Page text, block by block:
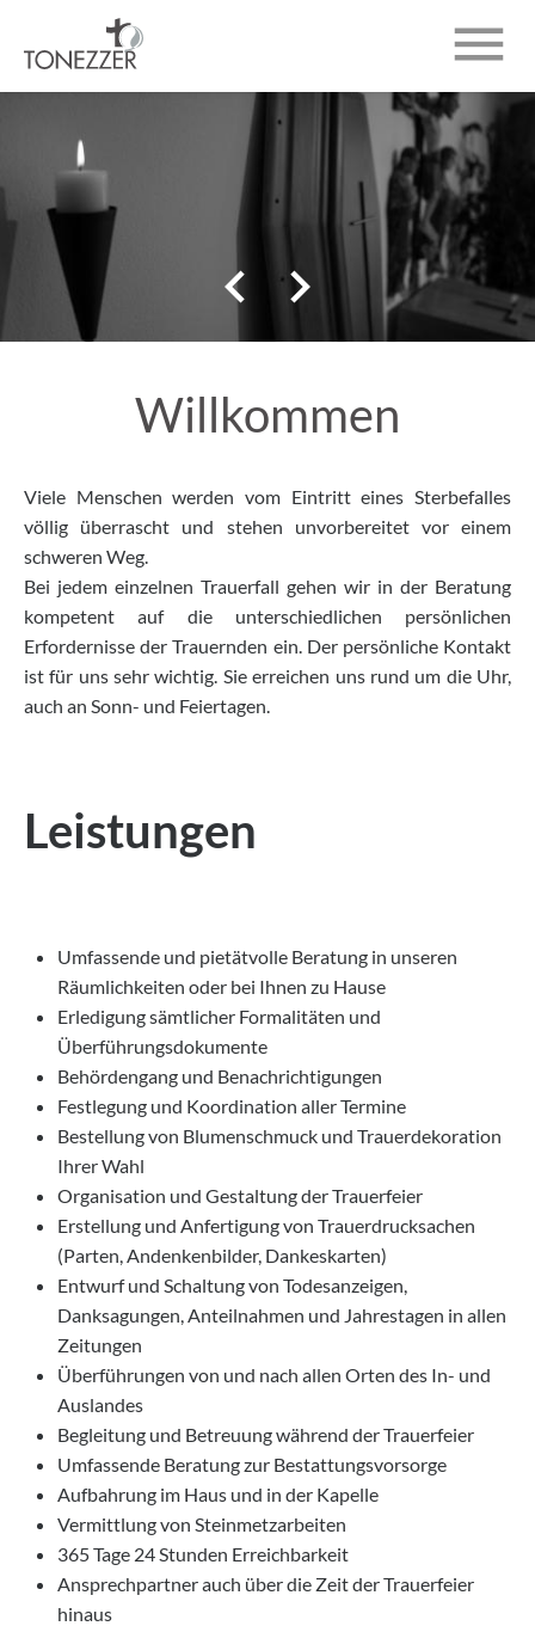
ÜBER UNS
BESTATTUNGEN
TRAUERANZEIGEN
KONTAKT

 
Willkommen
Viele Menschen werden vom Eintritt eines Sterbefalles
völlig überrascht und stehen unvorbereitet vor einem
schweren Weg.
Bei jedem einzelnen Trauerfall gehen wir in der Beratung
kompetent auf die unterschiedlichen persönlichen
Erfordernisse der Trauernden ein. Der persönliche Kontakt
ist für uns sehr wichtig. Sie erreichen uns rund um die Uhr,
auch an Sonn- und Feiertagen.
Leistungen
Umfassende und pietätvolle Beratung in unseren
Räumlichkeiten oder bei Ihnen zu Hause
Erledigung sämtlicher Formalitäten und
Überführungsdokumente
Behördengang und Benachrichtigungen
Festlegung und Koordination aller Termine
Bestellung von Blumenschmuck und Trauerdekoration
Ihrer Wahl
Organisation und Gestaltung der Trauerfeier
Erstellung und Anfertigung von Trauerdrucksachen
(Parten, Andenkenbilder, Dankeskarten)
Entwurf und Schaltung von Todesanzeigen,
Danksagungen, Anteilnahmen und Jahrestagen in allen
Zeitungen
Überführungen von und nach allen Orten des In- und
Auslandes
Begleitung und Betreuung während der Trauerfeier
Umfassende Beratung zur Bestattungsvorsorge
Aufbahrung im Haus und in der Kapelle
Vermittlung von Steinmetzarbeiten
365 Tage 24 Stunden Erreichbarkeit
Ansprechpartner auch über die Zeit der Trauerfeier
hinaus